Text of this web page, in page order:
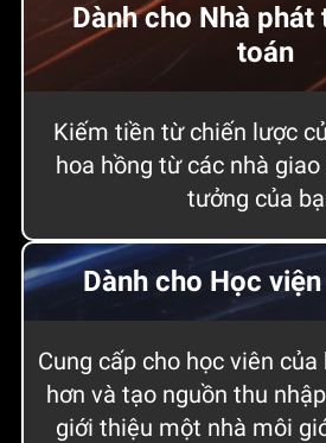
Dành cho Nhà phát
toán
Kiếm tiền từ chiến lược
hoa hồng từ các nhà
tưởng của
Dành cho Học
Cung cấp cho học viên
hơn và tạo nguồn thu
giới thiệu một nhà môi